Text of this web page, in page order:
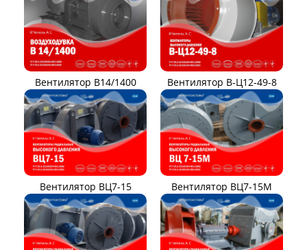
Вентилятор В14/1400 Вентилятор В-Ц12-49-8
Вентилятор ВЦ7-15 Вентилятор ВЦ7-15М